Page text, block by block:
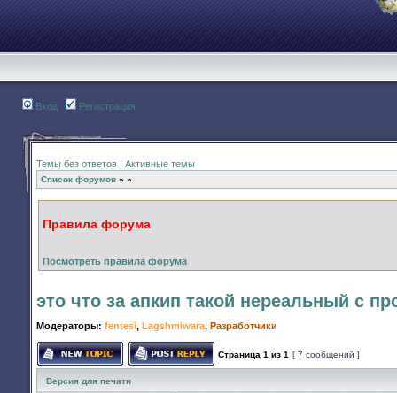
Вход Регистрация
Темы без ответов | Активные темы
Список форумов » »
Правила форума
Посмотреть правила форума
это что за апкип такой нереальный с
Модераторы: fentesi, Lagshmiwara, Разработчики
Начать новую тему Ответить на тему
Страница 1 из 1 [ 7 сообщений ]
Версия для печати